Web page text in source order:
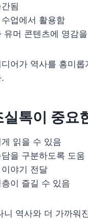
됨
업에서 활용함
유머 콘텐츠에 영감
어가 역사를 흥미롭
톡이 중요
읽을 수 있음
을 구분하도록 도움
야기 전달
이 즐길 수 있음
니 역사와 더 가까워